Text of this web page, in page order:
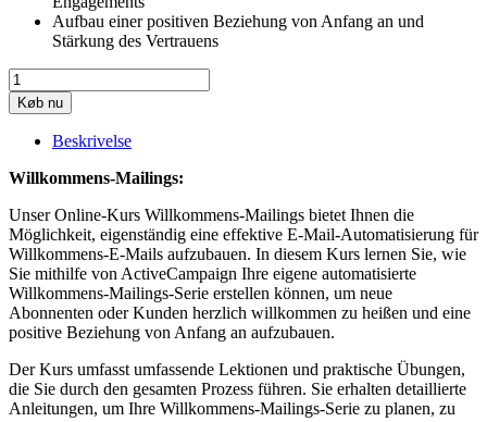
Aufbau einer positiven Beziehung von Anfang an und
Stärkung des Vertrauens
Velkomst
mail
kampagne
antal
Køb nu
Beskrivelse
Willkommens-Mailings:
Unser Online-Kurs Willkommens-Mailings bietet Ihnen die
Möglichkeit, eigenständig eine effektive E-Mail-Automatisierung für
Willkommens-E-Mails aufzubauen. In diesem Kurs lernen Sie, wie
Sie mithilfe von ActiveCampaign Ihre eigene automatisierte
Willkommens-Mailings-Serie erstellen können, um neue
Abonnenten oder Kunden herzlich willkommen zu heißen und eine
positive Beziehung von Anfang an aufzubauen.
Der Kurs umfasst umfassende Lektionen und praktische Übungen,
die Sie durch den gesamten Prozess führen. Sie erhalten detaillierte
Anleitungen, um Ihre Willkommens-Mailings-Serie zu planen, zu